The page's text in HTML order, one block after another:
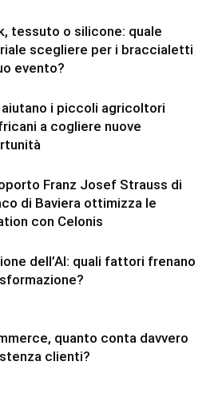
tessuto o silicone: quale
scegliere per i braccialetti
evento?
aiutano i piccoli agricoltori
a cogliere nuove
Franz Josef Strauss di
di Baviera ottimizza le
con Celonis
dell’AI: quali fattori frenano
quanto conta davvero
clienti?